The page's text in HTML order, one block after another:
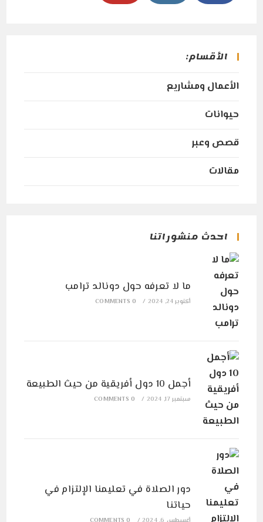
new
tab
new
tab
الأقسام:
الأعمال ومشاريع
حيوانات
قصص وعبر
مقالات
احدث منشوراتنا
ما لا تعرفه حول دونالد ترامب
أكتوبر 24, 2024 /
0 COMMENTS
أجمل 10 دول أفريقية من حيث الطبيعة
سبتمبر 17, 2024 /
0 COMMENTS
دور الصلاة في تعليمنا الإلتزام في
حياتنا